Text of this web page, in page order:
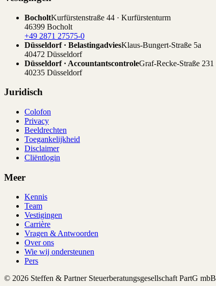
BocholtKurfürstenstraße 44 · Kurfürstenturm
46399 Bocholt
+49 2871 27575-0
Düsseldorf · BelastingadviesKlaus-Bungert-Straße 5a
40472 Düsseldorf
Düsseldorf · AccountantscontroleGraf-Recke-Straße 231
40235 Düsseldorf
Juridisch
Colofon
Privacy
Beeldrechten
Toegankelijkheid
Disclaimer
Cliëntlogin
Meer
Kennis
Team
Vestigingen
Carrière
Vragen & Antwoorden
Over ons
Wie wij ondersteunen
Pers
© 2026 Steffen & Partner Steuerberatungsgesellschaft PartG mbB